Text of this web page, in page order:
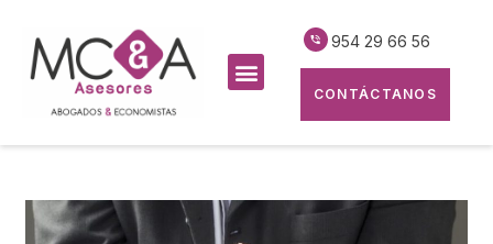
954 29 66 56
CONTÁCTANOS